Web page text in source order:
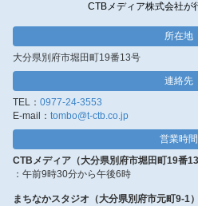
CTBメディア株式会社が
所在地
大分県別府市堀田町19番13号
連絡先
TEL： 0977-24-3553
E-mail： tombo@t-ctb.co.jp
営業時間
CTBメディア（大分県別府市堀田町19番13
：午前9時30分から午後6時
まちなかスタジオ（大分県別府市元町9-1）